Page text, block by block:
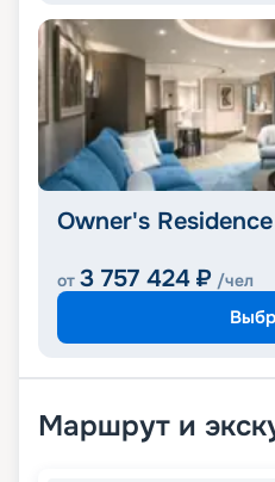
Owner's
от 3 757 424 ₽ /чел
Маршрут и